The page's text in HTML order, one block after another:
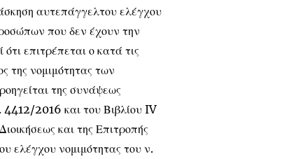
αυτεπάγγελτου ελέγχου
που δεν έχουν την
επιτρέπεται ο κατά τις
της νομιμότητας των
της συνάψεως
4412/2016 και του Βιβλίου IV
και της Επιτροπής
ελέγχου νομιμότητας του ν.